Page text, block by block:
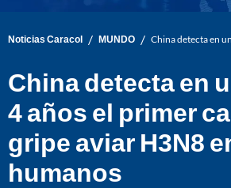
Noticias Caracol / MUNDO / China detecta en
China detecta en
4 años el primer
gripe aviar H3N8
humanos